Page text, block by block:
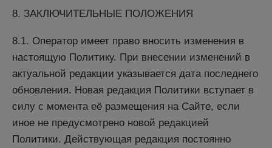
8. ЗАКЛЮЧИТЕЛЬНЫЕ ПОЛОЖЕНИЯ
8.1. Оператор имеет право вносить изменения в
настоящую Политику. При внесении изменений в
актуальной редакции указывается дата последнего
обновления. Новая редакция Политики вступает в
силу с момента её размещения на Сайте, если
иное не предусмотрено новой редакцией
Политики. Действующая редакция постоянно